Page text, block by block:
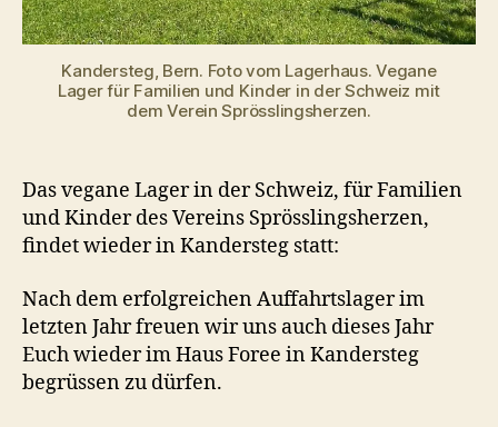
Kandersteg, Bern. Foto vom Lagerhaus. Vegane
Lager für Familien und Kinder in der Schweiz mit
dem Verein Sprösslingsherzen.
Das vegane Lager in der Schweiz, für Familien
und Kinder des Vereins Sprösslingsherzen,
findet wieder in Kandersteg statt:
Nach dem erfolgreichen Auffahrtslager im
letzten Jahr freuen wir uns auch dieses Jahr
Euch wieder im Haus Foree in Kandersteg
begrüssen zu dürfen.